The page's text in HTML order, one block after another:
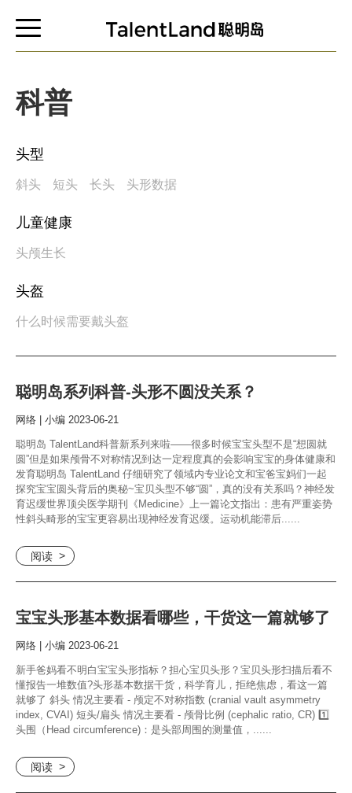
科普
头型
斜头 短头 长头 头形数据
儿童健康
头颅生长
头盔
什么时候需要戴头盔
聪明岛系列科普-头形不圆没关系？
网络 | 小编 2023-06-21
聪明岛 TalentLand科普新系列来啦——很多时候宝宝头型不是“想圆就
圆”但是如果颅骨不对称情况到达一定程度真的会影响宝宝的身体健康和
发育聪明岛 TalentLand 仔细研究了领域内专业论文和宝爸宝妈们一起
探究宝宝圆头背后的奥秘~宝贝头型不够“圆”，真的没有关系吗？神经发
育迟缓世界顶尖医学期刊《Medicine》上一篇论文指出：患有严重姿势
性斜头畸形的宝宝更容易出现神经发育迟缓。运动机能滞后......
阅读
宝宝头形基本数据看哪些，干货这一篇就够了
网络 | 小编 2023-06-21
新手爸妈看不明白宝宝头形指标？担心宝贝头形？宝贝头形扫描后看不
懂报告一堆数值?头形基本数据干货，科学育儿，拒绝焦虑，看这一篇
就够了 斜头 情况主要看 - 颅定不对称指数 (cranial vault asymmetry
index, CVAI) 短头/扁头 情况主要看 - 颅骨比例 (cephalic ratio, CR) 1️⃣
头围（Head circumference)：是头部周围的测量值，......
阅读